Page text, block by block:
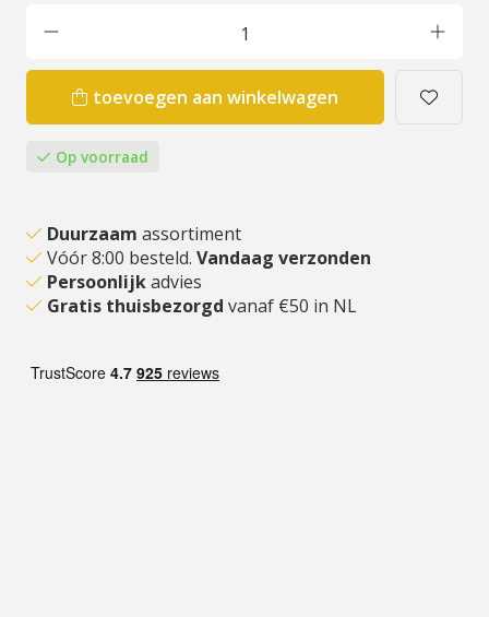
toevoegen aan winkelwagen
Op voorraad
Duurzaam assortiment
Vóór 8:00 besteld. Vandaag verzonden
Persoonlijkadvies
Gratis thuisbezorgd vanaf €50 in NL